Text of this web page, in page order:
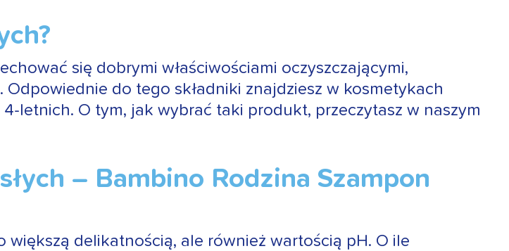
się dobrymi właściwościami oczyszczającymi,
do tego składniki znajdziesz w kosmetykach
letnich. O tym, jak wybrać taki produkt, przeczytasz w naszym
– Bambino Rodzina Szampon
większą delikatnością, ale również wartością pH. O ile